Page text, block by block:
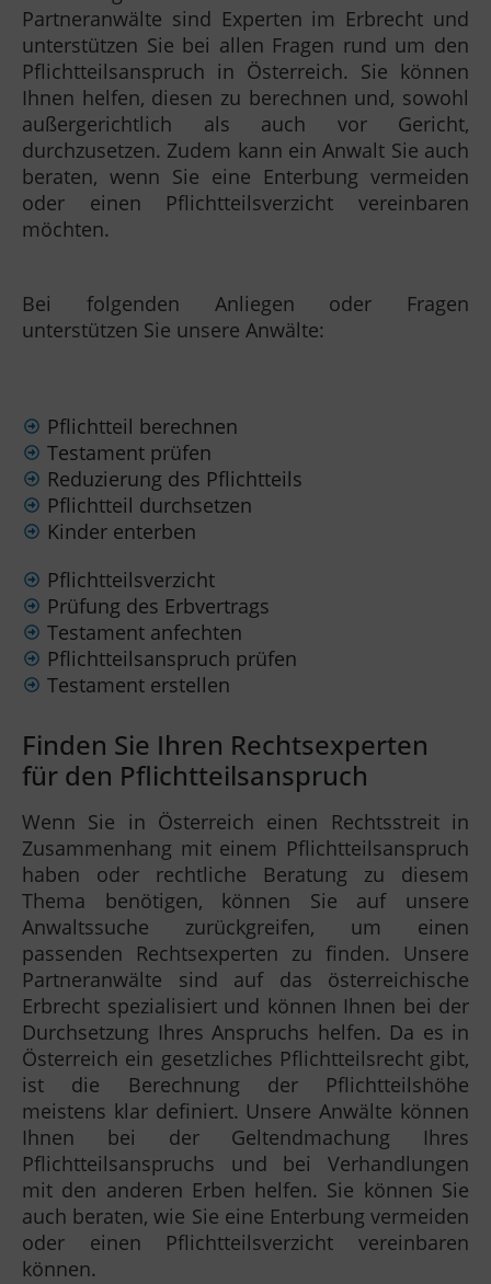
Partneranwälte sind Experten im Erbrecht und
unterstützen Sie bei allen Fragen rund um den
Pflichtteilsanspruch in Österreich. Sie können
Ihnen helfen, diesen zu berechnen und, sowohl
außergerichtlich als auch vor Gericht,
durchzusetzen. Zudem kann ein Anwalt Sie auch
beraten, wenn Sie eine Enterbung vermeiden
oder einen Pflichtteilsverzicht vereinbaren
möchten.
Bei folgenden Anliegen oder Fragen
unterstützen Sie unsere Anwälte:
Pflichtteil berechnen
Testament prüfen
Reduzierung des Pflichtteils
Pflichtteil durchsetzen
Kinder enterben
Pflichtteilsverzicht
Prüfung des Erbvertrags
Testament anfechten
Pflichtteilsanspruch prüfen
Testament erstellen
Finden Sie Ihren Rechtsexperten
für den Pflichtteilsanspruch
Wenn Sie in Österreich einen Rechtsstreit in
Zusammenhang mit einem Pflichtteilsanspruch
haben oder rechtliche Beratung zu diesem
Thema benötigen, können Sie auf unsere
Anwaltssuche zurückgreifen, um einen
passenden Rechtsexperten zu finden. Unsere
Partneranwälte sind auf das österreichische
Erbrecht spezialisiert und können Ihnen bei der
Durchsetzung Ihres Anspruchs helfen. Da es in
Österreich ein gesetzliches Pflichtteilsrecht gibt,
ist die Berechnung der Pflichtteilshöhe
meistens klar definiert. Unsere Anwälte können
Ihnen bei der Geltendmachung Ihres
Pflichtteilsanspruchs und bei Verhandlungen
mit den anderen Erben helfen. Sie können Sie
auch beraten, wie Sie eine Enterbung vermeiden
oder einen Pflichtteilsverzicht vereinbaren
können.